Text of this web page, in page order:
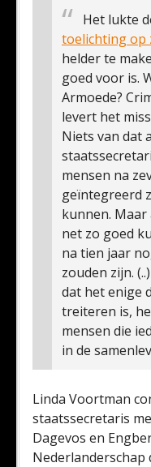
Het lukte
toelichting op
helder te
goed voor is.
Armoede?
levert het
Niets van dat
mensen na
geïntegreerd
kunnen. Maar
net zo goed
na tien jaar
zouden zijn.
dat het enige
treiteren is,
mensen die
in de
Linda Voortman
staatssecretaris
Dagevos en
Nederlanderschap